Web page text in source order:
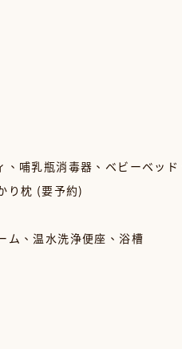
、哺乳瓶消毒器、ベビーベッ
り枕 (要予約)
ム、温水洗浄便座、浴槽